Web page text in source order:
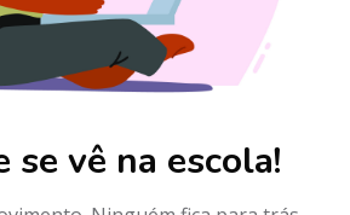
se vê na escola!